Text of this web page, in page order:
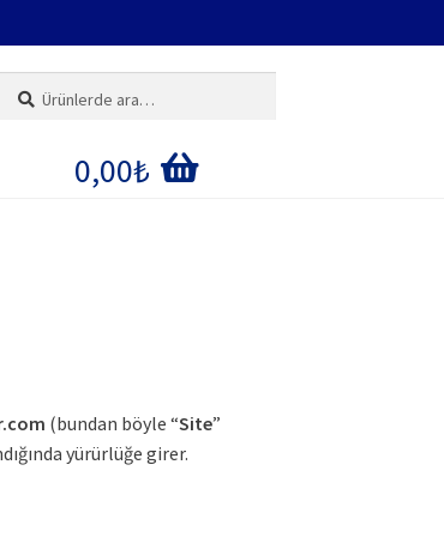
0,00₺
(bundan böyle “Site”
yürürlüğe girer.